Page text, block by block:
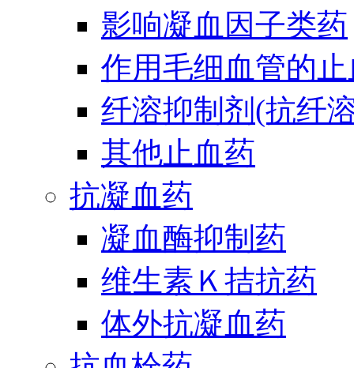
影响凝血因子类药
作用毛细血管的
纤溶抑制剂(抗纤
其他止血药
抗凝血药
凝血酶抑制药
维生素Ｋ拮抗药
体外抗凝血药